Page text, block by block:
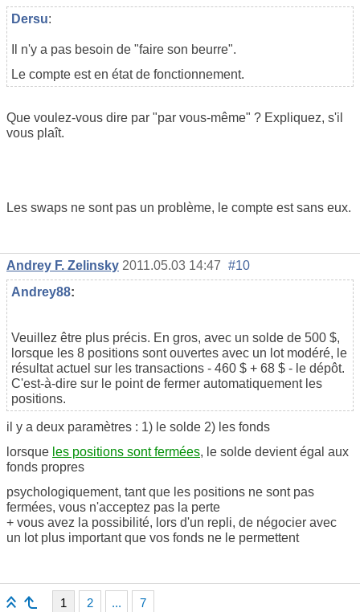
Dersu:
Il n'y a pas besoin de "faire son beurre".
Le compte est en état de fonctionnement.
Que voulez-vous dire par "par vous-même" ? Expliquez, s'il
vous plaît.
Les swaps ne sont pas un problème, le compte est sans eux.
Andrey F. Zelinsky 2011.05.03 14:47 #10
Andrey88:
Veuillez être plus précis. En gros, avec un solde de 500 $,
lorsque les 8 positions sont ouvertes avec un lot modéré, le
résultat actuel sur les transactions - 460 $ + 68 $ - le dépôt.
C'est-à-dire sur le point de fermer automatiquement les
positions.
il y a deux paramètres : 1) le solde 2) les fonds
lorsque les positions sont fermées, le solde devient égal aux
fonds propres
psychologiquement, tant que les positions ne sont pas
fermées, vous n'acceptez pas la perte
+ vous avez la possibilité, lors d'un repli, de négocier avec
un lot plus important que vos fonds ne le permettent
1 2 ... 7